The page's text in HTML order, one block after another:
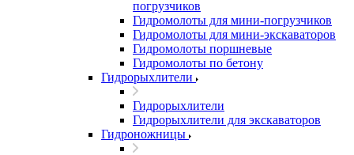
погрузчиков
Гидромолоты для мини-погрузчиков
Гидромолоты для мини-экскаваторов
Гидромолоты поршневые
Гидромолоты по бетону
Гидрорыхлители
Гидрорыхлители
Гидрорыхлители для экскаваторов
Гидроножницы